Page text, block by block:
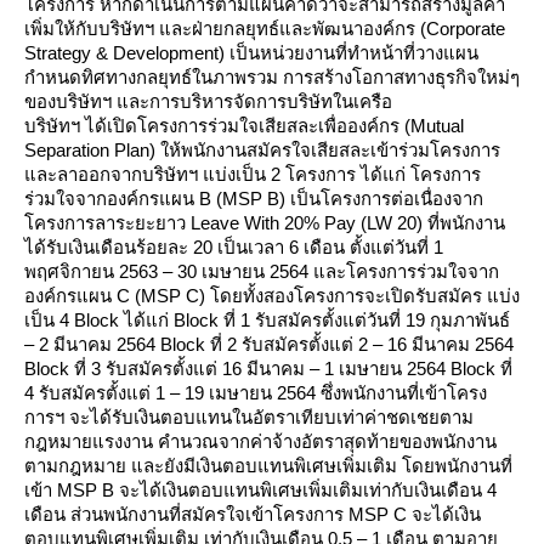
ครงการ หากดำเนินการตามแผนคาดว่าจะสามารถสร้างมูลค่า
เพิ่มให้กับบริษัทฯ และฝ่ายกลยุทธ์และพัฒนาองค์กร (Corporate
Strategy & Development) เป็นหน่วยงานที่ทำหน้าที่วางแผน
กำหนดทิศทางกลยุทธ์ในภาพรวม การสร้างโอกาสทางธุรกิจใหม่ๆ
ของบริษัทฯ และการบริหารจัดการบริษัทในเครือ
บริษัทฯ ได้เปิดโครงการร่วมใจเสียสละเพื่อองค์กร (Mutual
Separation Plan) ให้พนักงานสมัครใจเสียสละเข้าร่วมโครงการ
ละลาออกจากบริษัทฯ แบ่งเป็น 2 โครงการ ได้แก่ โครงการ
ร่วมใจจากองค์กรแผน B (MSP B) เป็นโครงการต่อเนื่องจาก
ครงการลาระยะยาว Leave With 20% Pay (LW 20) ที่พนักงาน
ได้รับเงินเดือนร้อยละ 20 เป็นเวลา 6 เดือน ตั้งแต่วันที่ 1
พฤศจิกายน 2563 – 30 เมษายน 2564 และโครงการร่วมใจจาก
องค์กรแผน C (MSP C) โดยทั้งสองโครงการจะเปิดรับสมัคร แบ่ง
เป็น 4 Block ได้แก่ Block ที่ 1 รับสมัครตั้งแต่วันที่ 19 กุมภาพันธ์
– 2 มีนาคม 2564 Block ที่ 2 รับสมัครตั้งแต่ 2 – 16 มีนาคม 2564
Block ที่ 3 รับสมัครตั้งแต่ 16 มีนาคม – 1 เมษายน 2564 Block ที่
4 รับสมัครตั้งแต่ 1 – 19 เมษายน 2564 ซึ่งพนักงานที่เข้าโครง
การฯ จะได้รับเงินตอบแทนในอัตราเทียบเท่าค่าชดเชยตาม
กฎหมายแรงงาน คำนวณจากค่าจ้างอัตราสุดท้ายของพนักงาน
ตามกฎหมาย และยังมีเงินตอบแทนพิเศษเพิ่มเติม โดยพนักงานที่
เข้า MSP B จะได้เงินตอบแทนพิเศษเพิ่มเติมเท่ากับเงินเดือน 4
เดือน ส่วนพนักงานที่สมัครใจเข้าโครงการ MSP C จะได้เงิน
ตอบแทนพิเศษเพิ่มเติม เท่ากับเงินเดือน 0.5 – 1 เดือน ตามอายุ